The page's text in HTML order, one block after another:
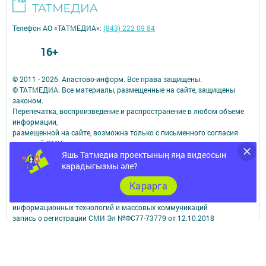
Яшь Татмедиа проектының яңа видеосын
карадыгызмы әле?
Карарга
© 2011 - 2026. Апастово-информ. Все права защищены.
© ТАТМЕДИА. Все материалы, размещенные на сайте, защищены
законом.
Перепечатка, воспроизведение и распространение в любом объеме
информации,
размещенной на сайте, возможна только с письменного согласия
редакций СМИ.
При поддержке Республиканского агентства по печати и массовым
коммуникациям.
Наименование СМИ: Апастово-информ
СМИ зарегистрировано Федеральной службой по надзору в сфере
информационных технологий и массовых коммуникаций
запись о регистрации СМИ Эл №ФС77-73779 от 12.10.2018
Телефон АО «ТАТМЕДИА»:(843) 222 09 84
16+